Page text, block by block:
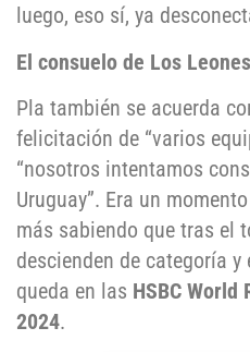
luego, eso sí, ya
El consuelo de Los
Pla también se acuerda
felicitación de “varios
“nosotros intentamos
Uruguay”. Era un
más sabiendo que tras el
descienden de categoría y
queda en las HSBC World
2024.